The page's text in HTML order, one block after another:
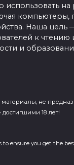
на
компьютеры,
Наша цель
к чтению
и
материалы, не
18 лет!
to ensure you get the